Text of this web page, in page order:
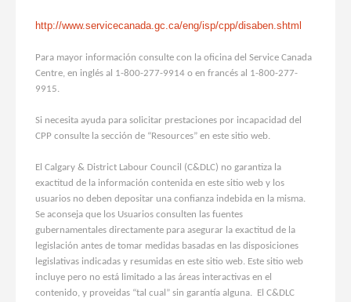
http://www.servicecanada.gc.ca/eng/isp/cpp/disaben.shtml
Para mayor información consulte con la oficina del Service Canada
Centre, en inglés al 1-800-277-9914 o en francés al 1-800-277-
9915.
Si necesita ayuda para solicitar prestaciones por incapacidad del
CPP consulte la sección de “Resources” en este sitio web.
El Calgary & District Labour Council (C&DLC) no garantiza la
exactitud de la información contenida en este sitio web y los
usuarios no deben depositar una confianza indebida en la misma.
Se aconseja que los Usuarios consulten las fuentes
gubernamentales directamente para asegurar la exactitud de la
legislación antes de tomar medidas basadas en las disposiciones
legislativas indicadas y resumidas en este sitio web. Este sitio web
incluye pero no está limitado a las áreas interactivas en el
contenido, y proveidas “tal cual” sin garantía alguna. El C&DLC